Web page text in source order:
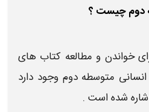
دوم چیست ؟
خواندن و مطالعه کتاب های
متوسطه دوم وجود دارد
شده است .